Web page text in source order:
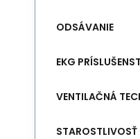
ODSÁVANIE
EKG
VENTILAČNÁ